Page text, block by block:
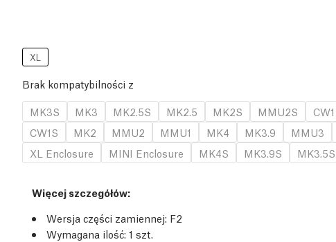
XL
Brak kompatybilności z
MK3S
MK3 MK2.5S MK2.5 MK2S MMU2S CW1
CW1S
MK2 MMU2 MMU1 MK4 MK3.9 MMU3
XL Enclosure
MINI Enclosure MK4S MK3.9S MK3.5S
Więcej szczegółów:
Wersja części zamiennej: F2
Wymagana ilość: 1 szt.